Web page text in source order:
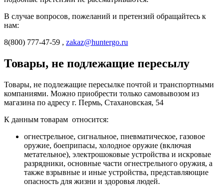
В случае вопросов, пожеланий и претензий обращайтесь к
нам:
8(800) 777-47-59 , zakaz@huntergo.ru
Товары, не подлежащие пересылу
Товары, не подлежащие пересылке почтой и транспортными
компаниями. Можно приобрести только самовывозом из
магазина по адресу г. Пермь, Стахановская, 54
К данным товарам относится:
огнестрельное, сигнальное, пневматическое, газовое
оружие, боеприпасы, холодное оружие (включая
метательное), электрошоковые устройства и искровые
разрядники, основные части огнестрельного оружия, а
также взрывные и иные устройства, представляющие
опасность для жизни и здоровья людей.